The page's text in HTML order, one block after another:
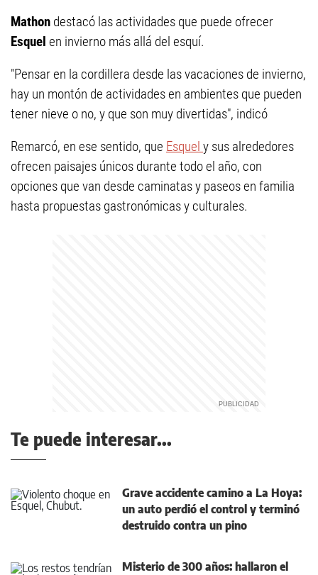
Mathon destacó las actividades que puede ofrecer
Esquel en invierno más allá del esquí.
"Pensar en la cordillera desde las vacaciones de invierno,
hay un montón de actividades en ambientes que pueden
tener nieve o no, y que son muy divertidas", indicó
Remarcó, en ese sentido, que Esquel y sus alrededores
ofrecen paisajes únicos durante todo el año, con
opciones que van desde caminatas y paseos en familia
hasta propuestas gastronómicas y culturales.
Te puede interesar...
Grave accidente camino a La Hoya:
un auto perdió el control y terminó
destruido contra un pino
Misterio de 300 años: hallaron el